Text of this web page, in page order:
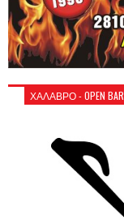
ΧΑΛΑΒΡΟ - OPEN BAR